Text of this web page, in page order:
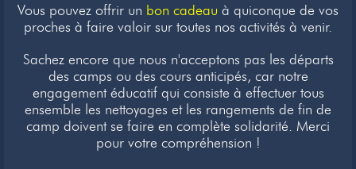
Vous pouvez offrir un bon cadeau à quiconque de vos
proches à faire valoir sur toutes nos activités à venir.
Sachez encore que nous n'acceptons pas les départs
des camps ou des cours anticipés, car notre
engagement éducatif qui consiste à effectuer tous
ensemble les nettoyages et les rangements de fin de
camp doivent se faire en complète solidarité. Merci
pour votre compréhension !